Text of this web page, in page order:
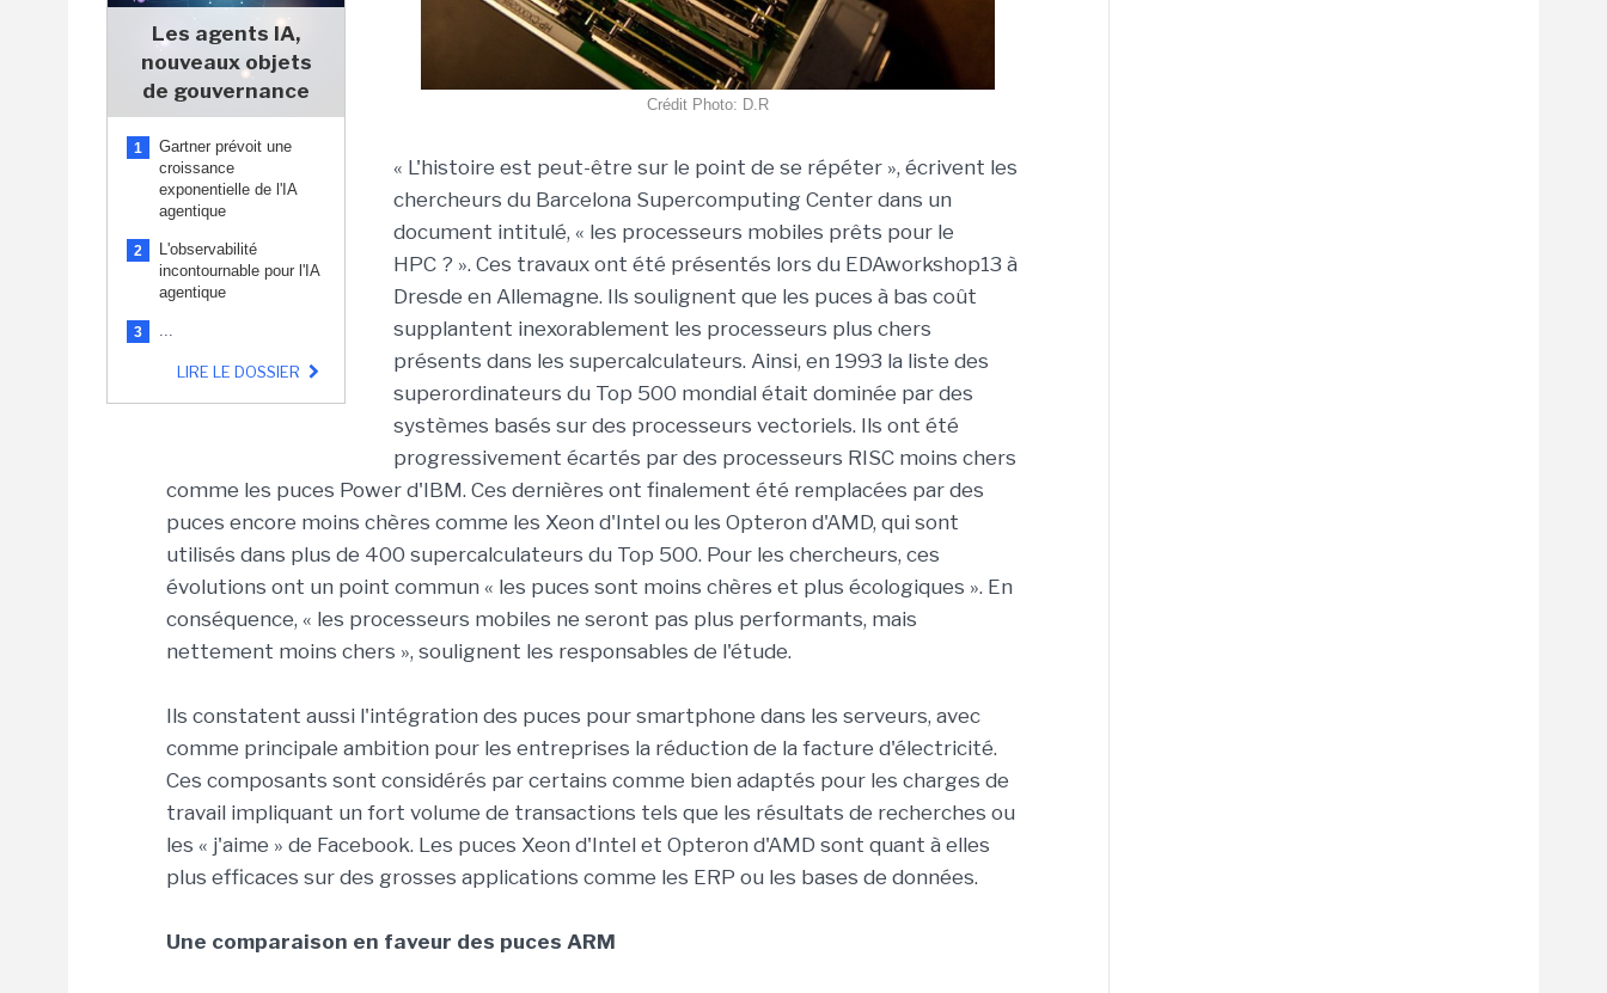
Les agents IA,
nouveaux objets
de gouvernance
1
Gartner prévoit une
croissance
exponentielle de l'IA
agentique
2
L'observabilité
incontournable pour l'IA
agentique
3 ...
LIRE LE DOSSIER
Crédit Photo: D.R
« L'histoire est peut-être sur le point de se répéter », écrivent les
chercheurs du Barcelona Supercomputing Center dans un
document intitulé, « les processeurs mobiles prêts pour le
HPC ? ». Ces travaux ont été présentés lors du EDAworkshop13 à
Dresde en Allemagne. Ils soulignent que les puces à bas coût
supplantent inexorablement les processeurs plus chers
présents dans les supercalculateurs. Ainsi, en 1993 la liste des
superordinateurs du Top 500 mondial était dominée par des
systèmes basés sur des processeurs vectoriels. Ils ont été
progressivement écartés par des processeurs RISC moins chers
comme les puces Power d'IBM. Ces dernières ont finalement été remplacées par des
puces encore moins chères comme les Xeon d'Intel ou les Opteron d'AMD, qui sont
utilisés dans plus de 400 supercalculateurs du Top 500. Pour les chercheurs, ces
évolutions ont un point commun « les puces sont moins chères et plus écologiques ». En
conséquence, « les processeurs mobiles ne seront pas plus performants, mais
nettement moins chers », soulignent les responsables de l'étude.
Ils constatent aussi l'intégration des puces pour smartphone dans les serveurs, avec
comme principale ambition pour les entreprises la réduction de la facture d'électricité.
Ces composants sont considérés par certains comme bien adaptés pour les charges de
travail impliquant un fort volume de transactions tels que les résultats de recherches ou
les « j'aime » de Facebook. Les puces Xeon d'Intel et Opteron d'AMD sont quant à elles
plus efficaces sur des grosses applications comme les ERP ou les bases de données.
Une comparaison en faveur des puces ARM